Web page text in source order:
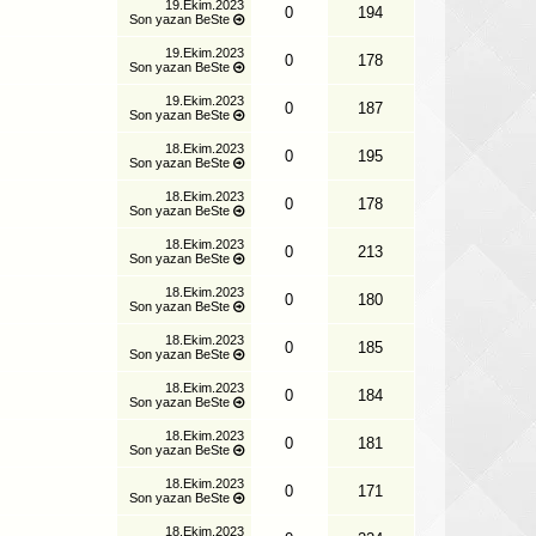
19.Ekim.2023
Son yazan BeSte 0 194
19.Ekim.2023
Son yazan BeSte 0 178
19.Ekim.2023
Son yazan BeSte 0 187
18.Ekim.2023
Son yazan BeSte 0 195
18.Ekim.2023
Son yazan BeSte 0 178
18.Ekim.2023
Son yazan BeSte 0 213
18.Ekim.2023
Son yazan BeSte 0 180
18.Ekim.2023
Son yazan BeSte 0 185
18.Ekim.2023
Son yazan BeSte 0 184
18.Ekim.2023
Son yazan BeSte 0 181
18.Ekim.2023
Son yazan BeSte 0 171
18.Ekim.2023